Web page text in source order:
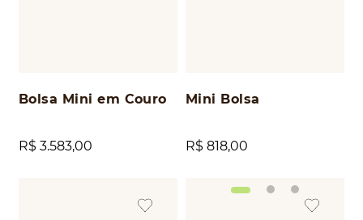
Bolsa Mini em Couro
R$ 3.583,00
Mini Bolsa
R$ 818,00